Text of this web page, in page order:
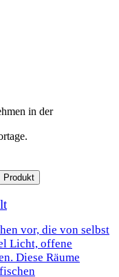
in der
Produkt
vor, die von selbst
Licht, offene
Diese Räume